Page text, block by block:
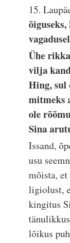
15.
Ühe
vilja
Hing, sul
mitmeks
ole
Sina
Issand,
usu
mõista,
ligiolust,
kingitus
lõikus